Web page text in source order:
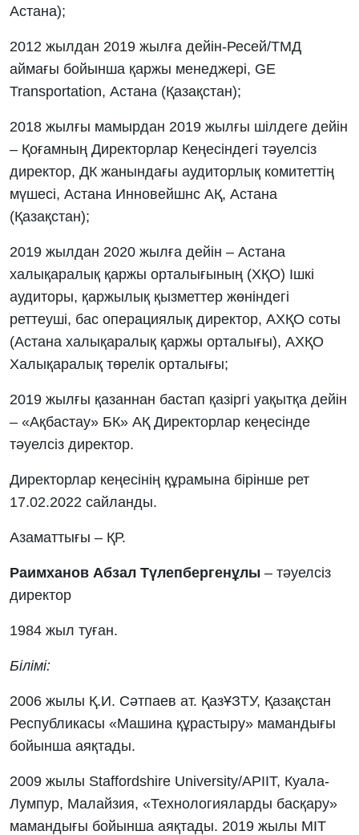
Астана);
2012 жылдан 2019 жылға дейін-Ресей/ТМД
аймағы бойынша қаржы менеджері, GE
Transportation, Астана (Қазақстан);
2018 жылғы мамырдан 2019 жылғы шілдеге дейін
– Қоғамның Директорлар Кеңесіндегі тәуелсіз
директор, ДК жанындағы аудиторлық комитеттің
мүшесі, Астана Инновейшнс АҚ, Астана
(Қазақстан);
2019 жылдан 2020 жылға дейін – Астана
халықаралық қаржы орталығының (ХҚО) Ішкі
аудиторы, қаржылық қызметтер жөніндегі
реттеуші, бас операциялық директор, АХҚО соты
(Астана халықаралық қаржы орталығы), АХҚО
Халықаралық төрелік орталығы;
2019 жылғы қазаннан бастап қазіргі уақытқа дейін
– «Ақбастау» БК» АҚ Директорлар кеңесінде
тәуелсіз директор.
Директорлар кеңесінің құрамына бірінше рет
17.02.2022 сайланды.
Азаматтығы – ҚР.
Раимханов Абзал Түлепбергенұлы – тәуелсіз
директор
1984 жыл туған.
Білімі:
2006 жылы Қ.И. Сәтпаев ат. ҚазҰЗТУ, Қазақстан
Республикасы «Машина құрастыру» мамандығы
бойынша аяқтады.
2009 жылы Staffordshire University/APIIT, Куала-
Лумпур, Малайзия, «Технологияларды басқару»
мамандығы бойынша аяқтады. 2019 жылы MIT